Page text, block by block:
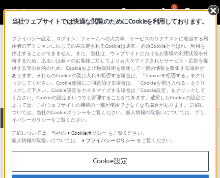
0
総合サポート・お問い合わせ プロフェッショナル／業務用
SRP-50R2A
全て ダウンロード 取扱説明書 Q&A
製品に関する重要なお知らせ
お知らせ
当社ウェブサイトでは快適な閲覧のためにCookieを利用しております。
プライバシー設定、ログイン、フォームへの入力等、サービスのリクエストに相当する利
用者のアクションに応じてのみ設定されるCookieは通常、必須Cookieと呼ばれ、利用を
停止することができません。また、当社は、ウェブサイトにおけるお客様の利用状況を分
析するため、あるいは個々のお客様に対してよりカスタマイズされたサービス・広告を提
供する等の目的のため、Cookieおよび類似技術を使用して一定の情報を収集する場合が
あります。それらのCookieの受け入れを拒否する場合は、「Cookieを拒否する」をクリ
ックしてください。Cookie使用にご同意頂ける場合は、「Cookieを受け入れる」をクリ
ックして下さい。Cookie設定をカスタマイズする場合は「Cookie設定」をクリックして
ください。Cookieの設定をいつでも管理することができます。選択したCookieの設定に
よっては、このウェブサイトの機能の一部が使用できなくなる場合があります。 詳細に
ついては、当社のCookieポリシーをご覧ください。個人情報の取扱いについては、プラ
イバシーポリシーをご覧ください。
詳細については、当社の
Cookieポリシー をご覧ください。
個人情報の取扱いについては、
プライバシーポリシー をご覧ください。
Cookie設定